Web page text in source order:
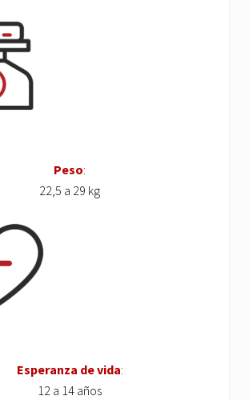
Peso:
22,5 a 29 kg
Esperanza de vida:
12 a 14 años